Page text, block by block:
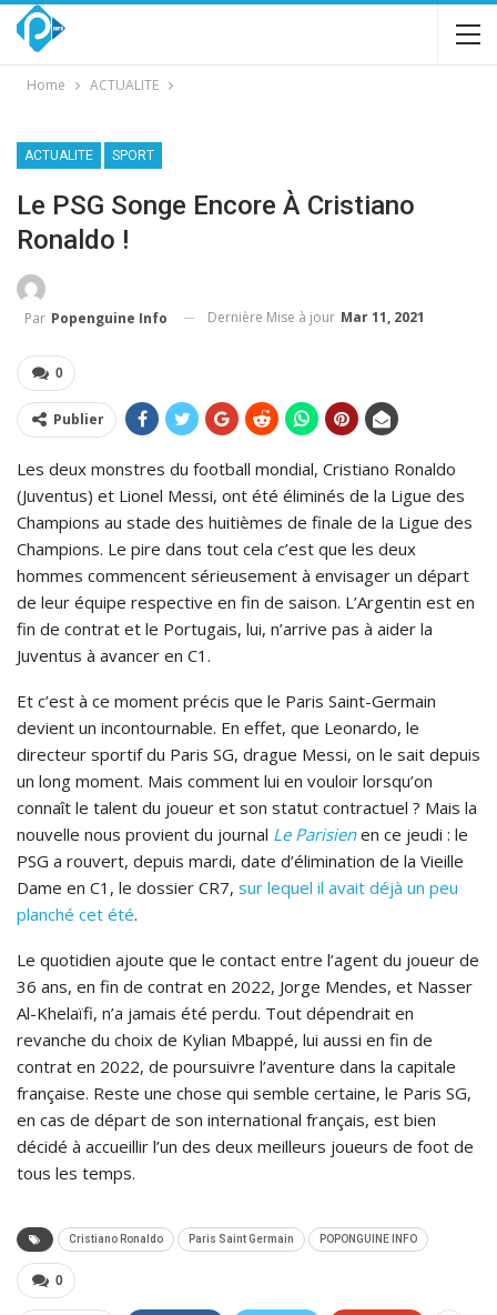
Home ACTUALITE
ACTUALITE SPORT
Le PSG Songe Encore À Cristiano
Ronaldo !
Par Popenguine Info Dernière Mise à jour Mar 11, 2021
0
Publier
Les deux monstres du football mondial, Cristiano Ronaldo
(Juventus) et Lionel Messi, ont été éliminés de la Ligue des
Champions au stade des huitièmes de finale de la Ligue des
Champions. Le pire dans tout cela c’est que les deux
hommes commencent sérieusement à envisager un départ
de leur équipe respective en fin de saison. L’Argentin est en
fin de contrat et le Portugais, lui, n’arrive pas à aider la
Juventus à avancer en C1.
Et c’est à ce moment précis que le Paris Saint-Germain
devient un incontournable. En effet, que Leonardo, le
directeur sportif du Paris SG, drague Messi, on le sait depuis
un long moment. Mais comment lui en vouloir lorsqu’on
connaît le talent du joueur et son statut contractuel ? Mais la
nouvelle nous provient du journal Le Parisienen ce jeudi : le
PSG a rouvert, depuis mardi, date d’élimination de la Vieille
Dame en C1, le dossier CR7, sur lequel il avait déjà un peu
planché cet été.
Le quotidien ajoute que le contact entre l’agent du joueur de
36 ans, en fin de contrat en 2022, Jorge Mendes, et Nasser
Al-Khelaïfi, n’a jamais été perdu. Tout dépendrait en
revanche du choix de Kylian Mbappé, lui aussi en fin de
contrat en 2022, de poursuivre l’aventure dans la capitale
française. Reste une chose qui semble certaine, le Paris SG,
en cas de départ de son international français, est bien
décidé à accueillir l’un des deux meilleurs joueurs de foot de
tous les temps.
Cristiano Ronaldo Paris Saint Germain POPONGUINE INFO
0